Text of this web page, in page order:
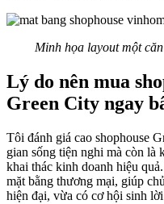
Minh họa layout một
Lý do nên mua
Green City ngay
Tôi đánh giá cao shophouse
gian sống tiện nghi mà còn là
khai thác kinh doanh hiệu
mặt bằng thương mại, giúp
hiện đại, vừa có cơ hội sinh